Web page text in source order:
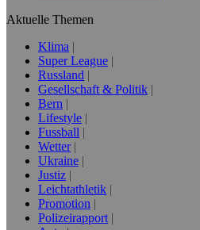
Aktuelle Themen
Klima
Super League
Russland
Gesellschaft & Politik
Bern
Lifestyle
Fussball
Wetter
Ukraine
Justiz
Leichtathletik
Promotion
Polizeirapport